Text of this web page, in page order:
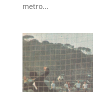
metro...